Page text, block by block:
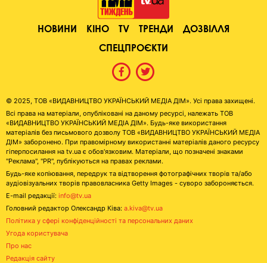
НОВИНИ КІНО TV ТРЕНДИ
ДОЗВІЛЛЯ
СПЕЦПРОЄКТИ
© 2025, ТОВ «ВИДАВНИЦТВО УКРАЇНСЬКИЙ МЕДІА ДІМ». Усі права захищені.
Всі права на матеріали, опубліковані на даному ресурсі, належать ТОВ
«ВИДАВНИЦТВО УКРАЇНСЬКИЙ МЕДІА ДІМ». Будь-яке використання
матеріалів без письмового дозволу ТОВ «ВИДАВНИЦТВО УКРАЇНСЬКИЙ МЕДІА
ДІМ» заборонено. При правомірному використанні матеріалів даного ресурсу
гіперпосилання на tv.ua є обов'язковим. Матеріали, що позначені знаками
"Реклама", "PR", публікуються на правах реклами.
Будь-яке копіювання, передрук та відтворення фотографічних творів та/або
аудіовізуальних творів правовласника Getty Images - суворо забороняється.
E-mail редакції: info@tv.ua
Головний редактор Олександр Ківа: a.kiva@tv.ua
Політика у сфері конфіденційності та персональних даних
Угода користувача
Про нас
Редакція сайту